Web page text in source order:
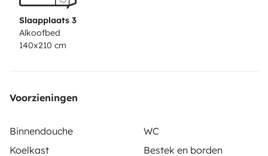
Slaapplaats 3
Alkoofbed
140x210 cm
Voorzieningen
Binnendouche
WC
Koelkast
Bestek en borden